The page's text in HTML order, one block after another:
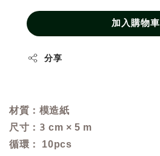
加入購物車
分享
材質： 模造紙
尺寸：3 cm × 5 m
循環： 10pcs